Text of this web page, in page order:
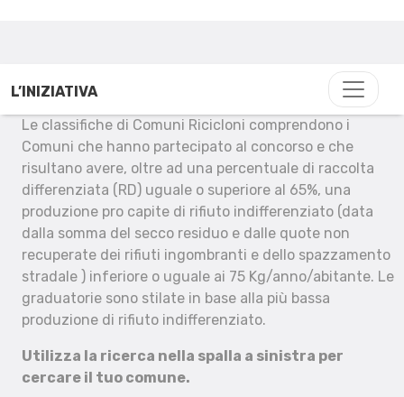
L’INIZIATIVA
Le classifiche di Comuni Ricicloni comprendono i
Comuni che hanno partecipato al concorso e che
risultano avere, oltre ad una percentuale di raccolta
differenziata (RD) uguale o superiore al 65%, una
produzione pro capite di rifiuto indifferenziato (data
dalla somma del secco residuo e dalle quote non
recuperate dei rifiuti ingombranti e dello spazzamento
stradale ) inferiore o uguale ai 75 Kg/anno/abitante. Le
graduatorie sono stilate in base alla più bassa
produzione di rifiuto indifferenziato.
Utilizza la ricerca nella spalla a sinistra per
cercare il tuo comune.